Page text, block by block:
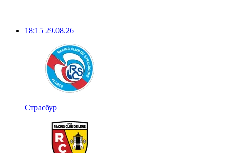
18:15 29.08.26
Страсбур